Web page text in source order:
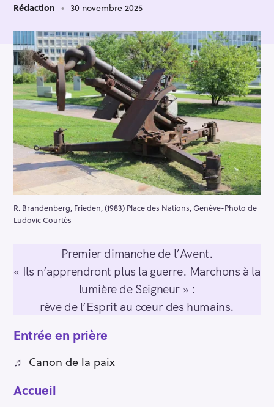
Rédaction 30 novembre 2025
R. Brandenberg, Frieden, (1983) Place des Nations, Genève-Photo de
Ludovic Courtès
Premier dimanche de l’Avent.
« Ils n’apprendront plus la guerre. Marchons à la
lumière de Seigneur » :
rêve de l’Esprit au cœur des humains.
Entrée en prière
♬ Canon de la paix
Accueil